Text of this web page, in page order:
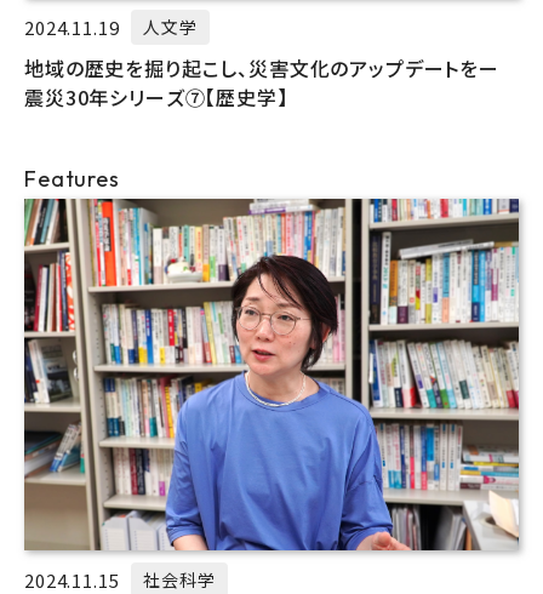
2024.11.19 人文学
地域の歴史を掘り起こし、災害文化のアップデートをー
震災30年シリーズ⑦【歴史学】
Features
2024.11.15 社会科学